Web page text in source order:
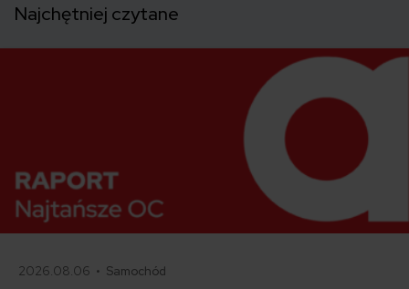
Najchętniej czytane
2026.08.06 • Samochód